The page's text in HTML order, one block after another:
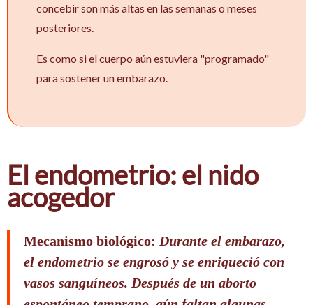
concebir son más altas en las semanas o meses
posteriores.
Es como si el cuerpo aún estuviera "programado"
para sostener un embarazo.
El endometrio: el nido
acogedor
Mecanismo biológico: Durante el embarazo,
el endometrio se engrosó y se enriqueció con
vasos sanguíneos. Después de un aborto